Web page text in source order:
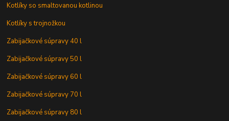
Kotlíky so smaltovanou kotlinou
Kotlíky s trojnožkou
Zabijačkové súpravy 40 l
Zabijačkové súpravy 50 l
Zabijačkové súpravy 60 l
Zabijačkové súpravy 70 l
Zabijačkové súpravy 80 l